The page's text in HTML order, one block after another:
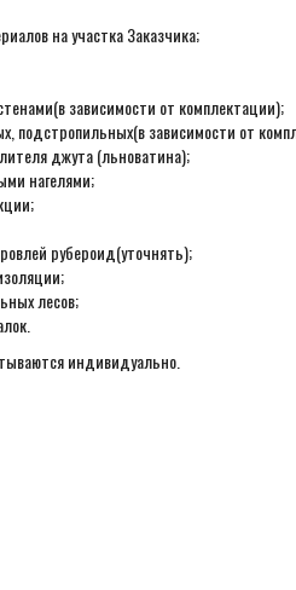
на участка Заказчика;
зависимости от комплектации);
подстропильных(в зависимости от
джута (льноватина);
нагелями;
рубероид(уточнять);
лесов;
индивидуально.